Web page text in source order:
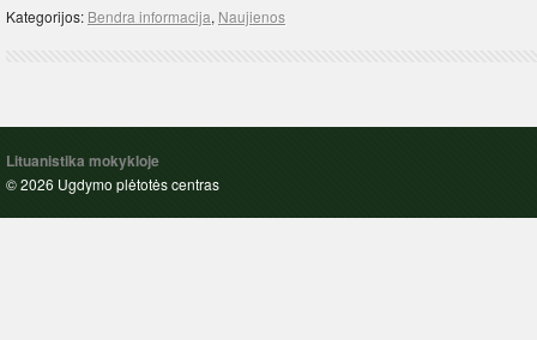
Kategorijos: Bendra informacija, Naujienos
Lituanistika mokykloje
© 2026 Ugdymo plėtotės centras